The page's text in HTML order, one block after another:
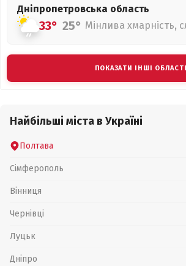
Дніпропетровська область
33° 25° Мінлива хмарність,
ПОКАЗАТИ ІНШІ ОБЛАСТІ
Найбільші міста в Україні
Полтава
Сімферополь
Вінниця
Чернівці
Луцьк
Дніпро